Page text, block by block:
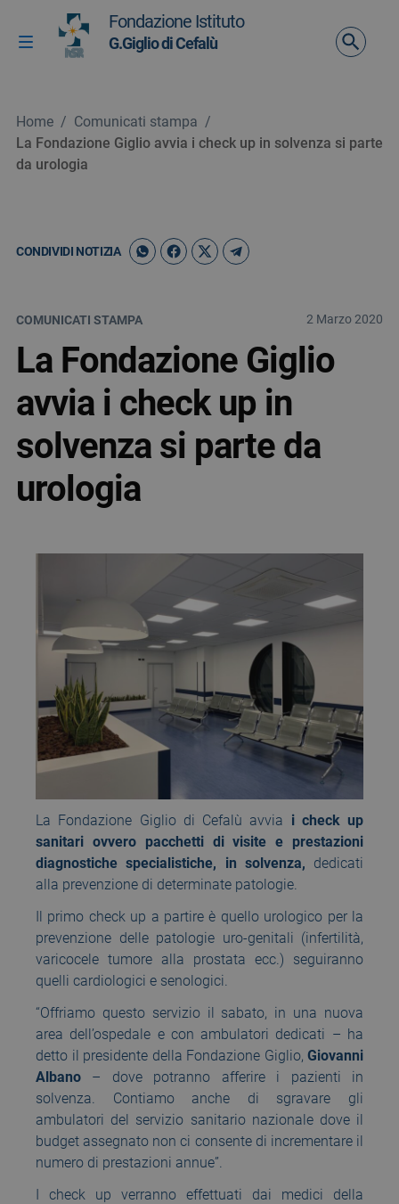
Vai ai contenuti
Vai al menu di navigazione
Vai al footer
Attiva / disattiva la navigazione
Fondazione Istituto
G.Giglio di Cefalù
Home / Comunicati stampa /
La Fondazione Giglio avvia i check up in solvenza si parte
da urologia
CONDIVIDI NOTIZIA
COMUNICATI STAMPA 2 Marzo 2020
La Fondazione Giglio
avvia i check up in
solvenza si parte da
urologia
La Fondazione Giglio di Cefalù avvia i check up
sanitari ovvero pacchetti di visite e prestazioni
diagnostiche specialistiche, in solvenza, dedicati
alla prevenzione di determinate patologie.
Il primo check up a partire è quello urologico per la
prevenzione delle patologie uro-genitali (infertilità,
varicocele tumore alla prostata ecc.) seguiranno
quelli cardiologici e senologici.
“Offriamo questo servizio il sabato, in una nuova
area dell’ospedale e con ambulatori dedicati – ha
detto il presidente della Fondazione Giglio, Giovanni
Albano – dove potranno afferire i pazienti in
solvenza. Contiamo anche di sgravare gli
ambulatori del servizio sanitario nazionale dove il
budget assegnato non ci consente di incrementare il
numero di prestazioni annue”.
I check up verranno effettuati dai medici della